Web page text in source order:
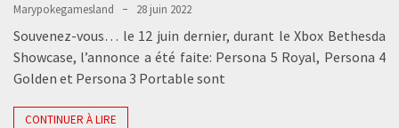
Marypokegamesland 28 juin 2022
Souvenez-vous… le 12 juin dernier, durant le Xbox Bethesda
Showcase, l’annonce a été faite: Persona 5 Royal, Persona 4
Golden et Persona 3 Portable sont
CONTINUER À LIRE